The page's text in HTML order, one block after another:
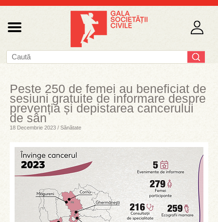
Peste 250 de femei au beneficiat de
sesiuni gratuite de informare despre
prevenția și depistarea cancerului
de sân
18 Decembrie 2023 / Sănătate